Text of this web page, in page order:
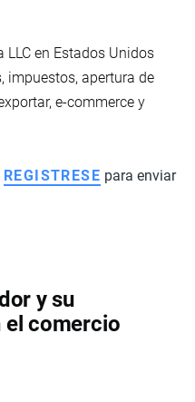
LLC en Estados Unidos
impuestos, apertura de
e-commerce y
REGISTRESE para enviar
y su
el comercio